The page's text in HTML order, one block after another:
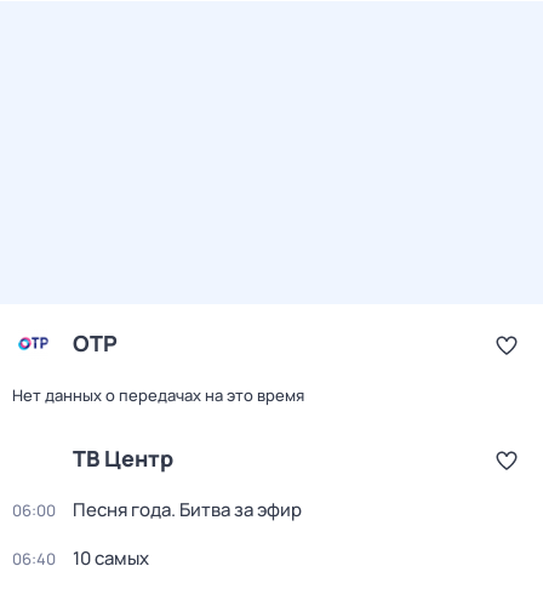
ОТР
Нет данных о передачах на это время
ТВ Центр
06:00 Песня года. Битва за эфир
06:40 10 самых